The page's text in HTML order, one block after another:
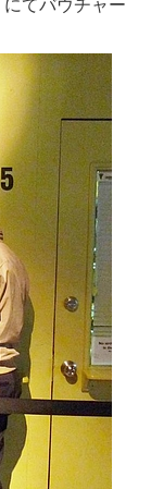
にてバウチャー